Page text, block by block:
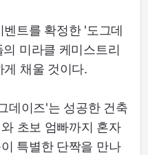
트를 확정한 '도그데
미라클 케미스트리
게 채울 것이다.
데이즈'는 성공한 건축
초보 엄빠까지 혼자
특별한 단짝을 만나